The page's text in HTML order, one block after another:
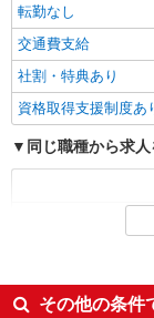
キー
派遣社員
株式会社kotrio /
転勤なし
交通費支給
社割・特典あり
資格取得支援制度あ
同じ職種から求
看護師・保健師・
未経験歓迎
その他の条件